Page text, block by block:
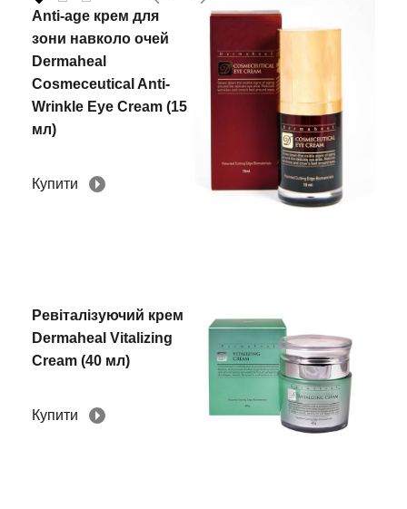
Anti-age крем для
зони навколо очей
Dermaheal
Cosmeceutical Anti-
Wrinkle Eye Cream (15
мл)
Купити
Ревіталізуючий крем
Dermaheal Vitalizing
Cream (40 мл)
Купити